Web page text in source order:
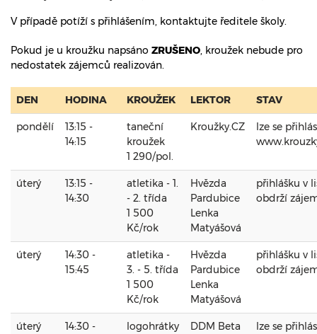
V případě potíží s přihlášením, kontaktujte ředitele školy.
Pokud je u kroužku napsáno ZRUŠENO, kroužek nebude pro
nedostatek zájemců realizován.
DEN HODINA KROUŽEK LEKTOR STAV
pondělí
13:15 -
14:15
taneční
kroužek
1 290/pol.
Kroužky.CZ
lze se
úterý
13:15 -
14:30
atletika - 1.
- 2. třída
1 500
Kč/rok
Hvězda
Pardubice
Lenka
Matyášová
přihlášku v
obdrží
úterý
14:30 -
15:45
atletika -
3. - 5. třída
1 500
Kč/rok
Hvězda
Pardubice
Lenka
Matyášová
přihlášku v
obdrží
úterý
14:30 -
logohrátky
DDM Beta
lze se